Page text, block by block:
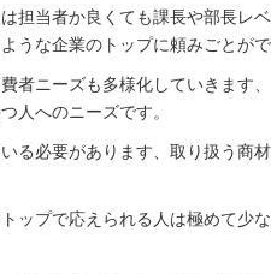
担当者か良くても課長や部長レ
うな企業のトップに頼みごとが
者ニーズも多様化していきます
人へのニーズです。
る必要があります、取り扱う商
ップで応えられる人は極めて少